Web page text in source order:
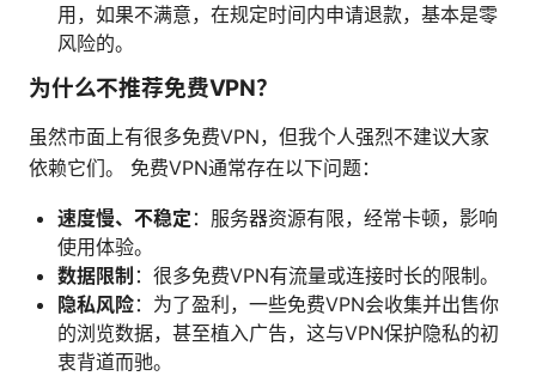
用，如果不满意，在规定时间内申请退款，基本是零
风险的。
为什么不推荐免费VPN？
虽然市面上有很多免费VPN，但我个人强烈不建议大家
依赖它们。 免费VPN通常存在以下问题：
速度慢、不稳定 ：服务器资源有限，经常卡顿，影响
使用体验。
数据限制 ：很多免费VPN有流量或连接时长的限制。
隐私风险：为了盈利，一些免费VPN会收集并出售你
的浏览数据，甚至植入广告，这与VPN保护隐私的初
衷背道而驰。